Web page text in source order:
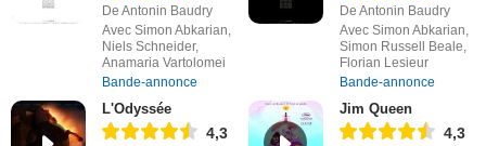
De Antonin Baudry
Avec Simon Abkarian,
Niels Schneider,
Anamaria Vartolomei
Bande-annonce
De Antonin Baudry
Avec Simon Abkarian,
Simon Russell Beale,
Florian Lesieur
Bande-annonce
L'Odyssée
4,3
Jim Queen
4,3